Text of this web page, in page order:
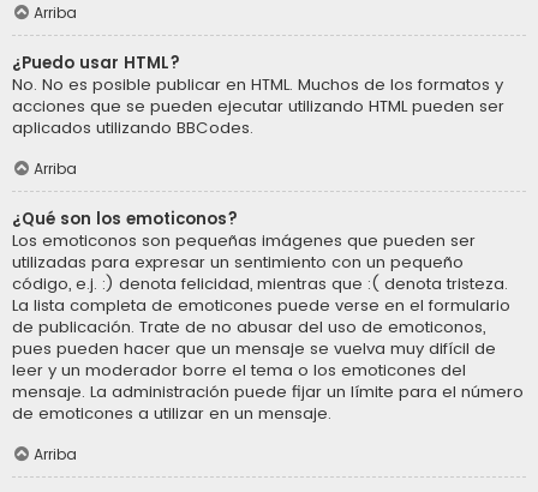
Arriba
¿Puedo usar HTML?
No. No es posible publicar en HTML. Muchos de los formatos y
acciones que se pueden ejecutar utilizando HTML pueden ser
aplicados utilizando BBCodes.
Arriba
¿Qué son los emoticonos?
Los emoticonos son pequeñas imágenes que pueden ser
utilizadas para expresar un sentimiento con un pequeño
código, e.j. :) denota felicidad, mientras que :( denota tristeza.
La lista completa de emoticones puede verse en el formulario
de publicación. Trate de no abusar del uso de emoticonos,
pues pueden hacer que un mensaje se vuelva muy difícil de
leer y un moderador borre el tema o los emoticones del
mensaje. La administración puede fijar un límite para el número
de emoticones a utilizar en un mensaje.
Arriba